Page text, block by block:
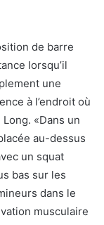
de barre
lorsqu’il
une
à l’endroit où
«Dans un
au-dessus
un squat
bas sur les
dans le
musculaire